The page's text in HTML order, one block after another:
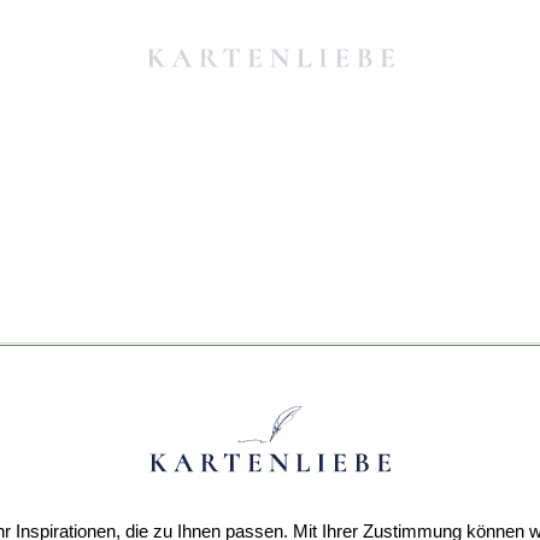
Inspirationen, die zu Ihnen passen. Mit Ihrer Zustimmung können